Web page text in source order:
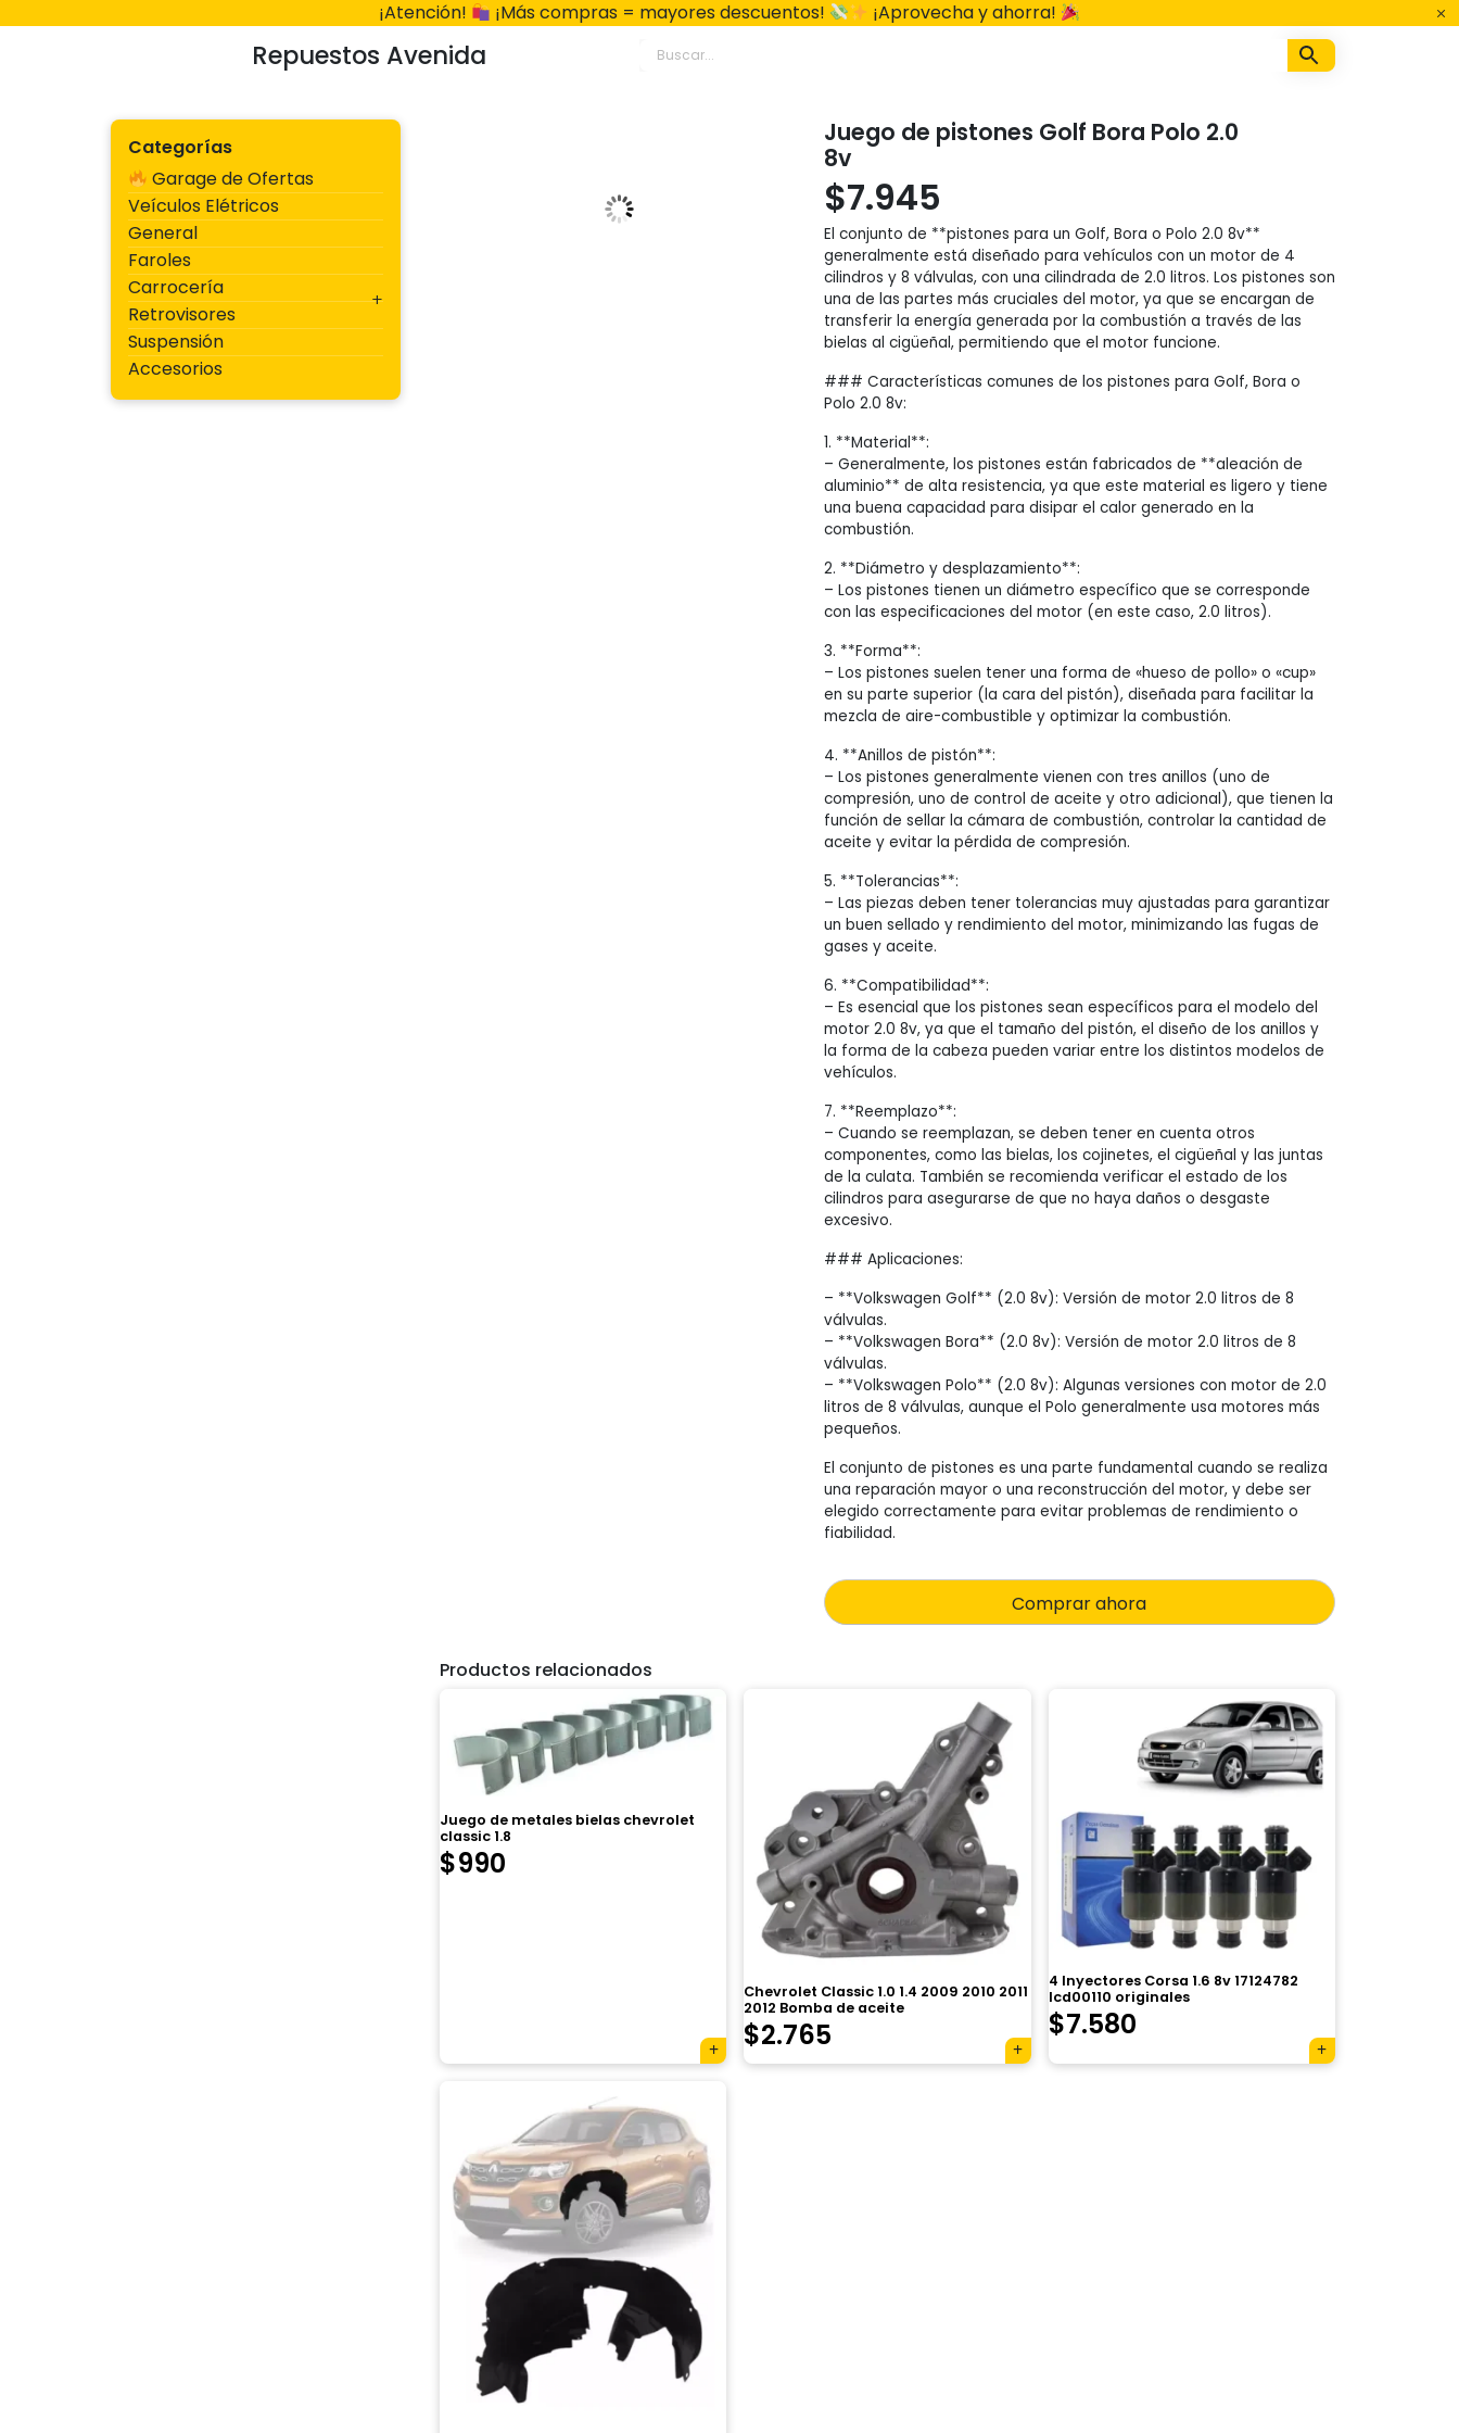
¡Atención! ¡Más compras = mayores descuentos! ¡Aprovecha y ahorra!
Repuestos Avenida
Categorías
Garage de Ofertas
Veículos Elétricos
General
Faroles
Carrocería
Retrovisores
Suspensión
Accesorios
Juego de pistones Golf Bora Polo 2.0
8v
$7.945
El conjunto de **pistones para un Golf, Bora o Polo 2.0 8v**
generalmente está diseñado para vehículos con un motor de 4
cilindros y 8 válvulas, con una cilindrada de 2.0 litros. Los pistones son
una de las partes más cruciales del motor, ya que se encargan de
transferir la energía generada por la combustión a través de las
bielas al cigüeñal, permitiendo que el motor funcione.
### Características comunes de los pistones para Golf, Bora o
Polo 2.0 8v:
1. **Material**:
– Generalmente, los pistones están fabricados de **aleación de
aluminio** de alta resistencia, ya que este material es ligero y tiene
una buena capacidad para disipar el calor generado en la
combustión.
2. **Diámetro y desplazamiento**:
– Los pistones tienen un diámetro específico que se corresponde
con las especificaciones del motor (en este caso, 2.0 litros).
3. **Forma**:
– Los pistones suelen tener una forma de «hueso de pollo» o «cup»
en su parte superior (la cara del pistón), diseñada para facilitar la
mezcla de aire-combustible y optimizar la combustión.
4. **Anillos de pistón**:
– Los pistones generalmente vienen con tres anillos (uno de
compresión, uno de control de aceite y otro adicional), que tienen la
función de sellar la cámara de combustión, controlar la cantidad de
aceite y evitar la pérdida de compresión.
5. **Tolerancias**:
– Las piezas deben tener tolerancias muy ajustadas para garantizar
un buen sellado y rendimiento del motor, minimizando las fugas de
gases y aceite.
6. **Compatibilidad**:
– Es esencial que los pistones sean específicos para el modelo del
motor 2.0 8v, ya que el tamaño del pistón, el diseño de los anillos y
la forma de la cabeza pueden variar entre los distintos modelos de
vehículos.
7. **Reemplazo**:
– Cuando se reemplazan, se deben tener en cuenta otros
componentes, como las bielas, los cojinetes, el cigüeñal y las juntas
de la culata. También se recomienda verificar el estado de los
cilindros para asegurarse de que no haya daños o desgaste
excesivo.
### Aplicaciones:
– **Volkswagen Golf** (2.0 8v): Versión de motor 2.0 litros de 8
válvulas.
– **Volkswagen Bora** (2.0 8v): Versión de motor 2.0 litros de 8
válvulas.
– **Volkswagen Polo** (2.0 8v): Algunas versiones con motor de 2.0
litros de 8 válvulas, aunque el Polo generalmente usa motores más
pequeños.
El conjunto de pistones es una parte fundamental cuando se realiza
una reparación mayor o una reconstrucción del motor, y debe ser
elegido correctamente para evitar problemas de rendimiento o
fiabilidad.
Comprar ahora
Productos relacionados
Juego de metales bielas chevrolet
classic 1.8
$990
Chevrolet Classic 1.0 1.4 2009 2010 2011
2012 Bomba de aceite
El
precio
$2.765
precio
4 Inyectores Corsa 1.6 8v 17124782
Icd00110 originales
$7.580